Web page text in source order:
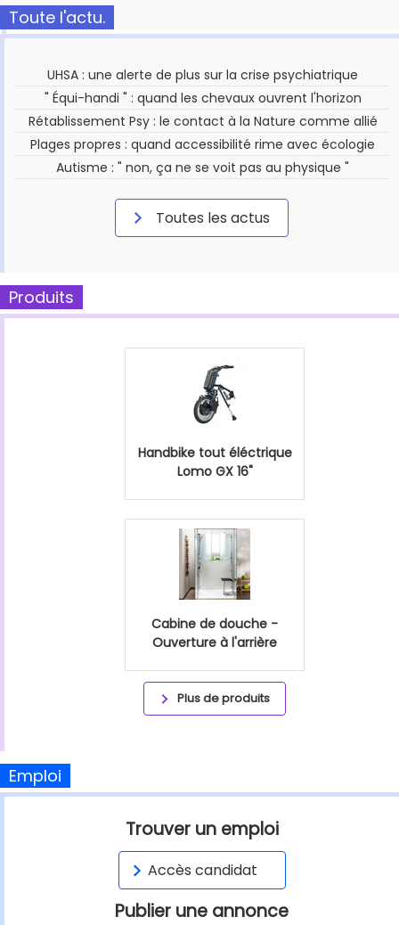
Toute l'actu.
UHSA : une alerte de plus sur la crise psychiatrique
" Équi-handi " : quand les chevaux ouvrent l'horizon
Rétablissement Psy : le contact à la Nature comme allié
Plages propres : quand accessibilité rime avec écologie
Autisme : " non, ça ne se voit pas au physique "
Toutes les actus
Produits
Handbike tout éléctrique
Lomo GX 16"
Cabine de douche -
Ouverture à l'arrière
Plus de produits
Emploi
Trouver un emploi
Accès candidat
Publier une annonce